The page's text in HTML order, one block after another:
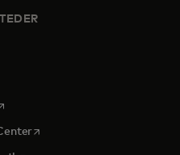
tab
in a new tab
in a new tab
opens in a new tab